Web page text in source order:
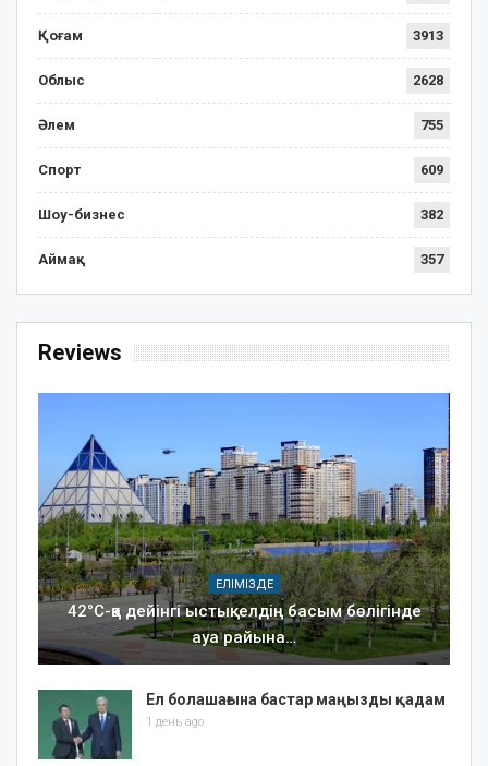
Қоғам 3913
Облыс 2628
Әлем 755
Спорт 609
Шоу-бизнес 382
Аймақ 357
Reviews
ЕЛІМІЗДЕ
42°C-қа дейінгі ыстық: елдің басым бөлігінде
ауа райына…
Ел болашағына бастар маңызды қадам
1 день ago